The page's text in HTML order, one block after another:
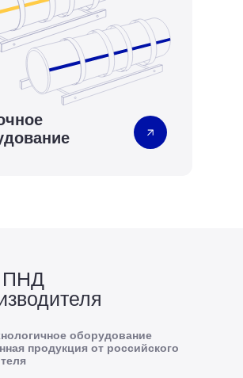
оборудование
продукция от российского
ПНД